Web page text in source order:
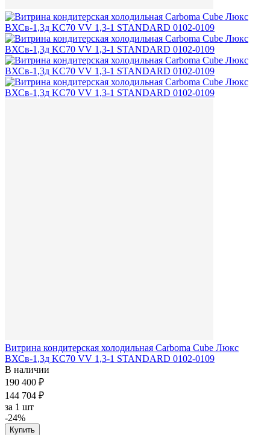
Витрина кондитерская холодильная Carboma Cube Люкс
ВХСв-1,3д KC70 VV 1,3-1 STANDARD 0102-0109
В наличии
190 400 ₽
144 704 ₽
за 1 шт
-24%
Купить